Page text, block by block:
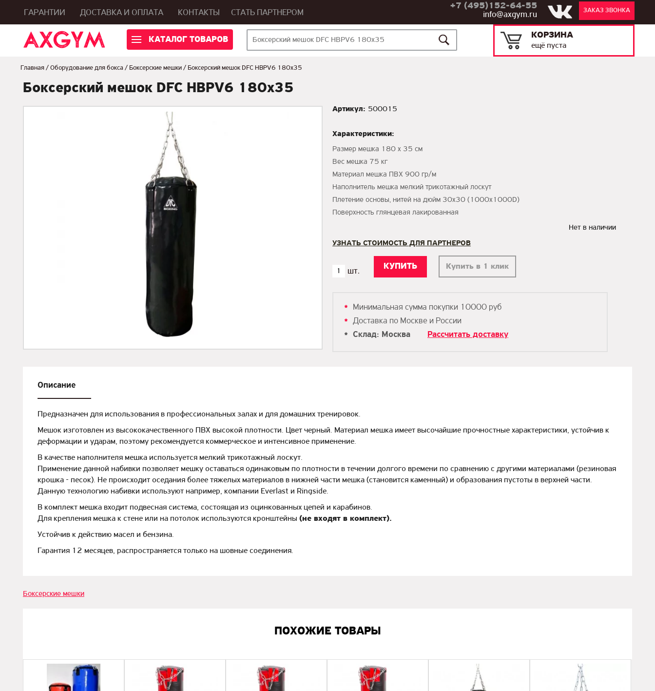
ГАРАНТИИ ДОСТАВКА И ОПЛАТА КОНТАКТЫ СТАТЬ ПАРТНЕРОМ ЗАКАЗ ЗВОНКА
+7 (495)152-64-55
info@axgym.ru
КАТАЛОГ ТОВАРОВ КОРЗИНА
ещё пуста
Главная / Оборудование для бокса / Боксерские мешки / Боксерский мешок DFC HBPV6 180х35
Боксерский мешок DFC HBPV6 180х35
Артикул: 500015
Характеристики:
Размер мешка 180 х 35 см
Вес мешка 75 кг
Материал мешка ПВХ 900 гр/м
Наполнитель мешка мелкий трикотажный лоскут
Плетение основы, нитей на дюйм 30х30 (1000х1000D)
Поверхность глянцевая лакированная
Нет в наличии
УЗНАТЬ СТОИМОСТЬ ДЛЯ ПАРТНЕРОВ
Купить в 1 клик
Минимальная сумма покупки 10000 руб
Доставка по Москве и России
Склад: Москва
Рассчитать доставку
Описание
Предназначен для использования в профессиональных залах и для домашних тренировок.
Мешок изготовлен из высококачественного ПВХ высокой плотности. Цвет черный. Материал мешка имеет высочайшие прочностные характеристики, устойчив к
деформации и ударам, поэтому рекомендуется коммерческое и интенсивное применение.
В качестве наполнителя мешка используется мелкий трикотажный лоскут.
Применение данной набивки позволяет мешку оставаться одинаковым по плотности в течении долгого времени по сравнению с другими материалами (резиновая
крошка - песок). Не происходит оседания более тяжелых материалов в нижней части мешка (становится каменный) и образования пустоты в верхней части.
Данную технологию набивки используют например, компании Everlast и Ringside.
В комплект мешка входит подвесная система, состоящая из оцинкованных цепей и карабинов.
Для крепления мешка к стене или на потолок используются кронштейны (не входят в комплект).
Устойчив к действию масел и бензина.
Гарантия 12 месяцев, распространяется только на шовные соединения.
Боксерские мешки
ПОХОЖИЕ ТОВАРЫ